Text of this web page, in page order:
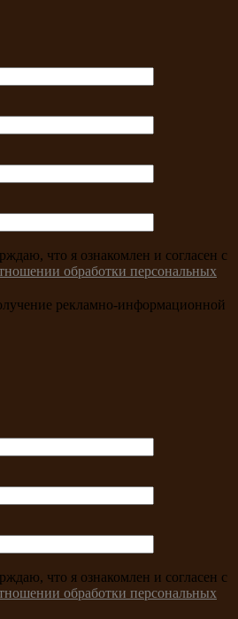
что я ознакомлен и согласен с
обработки персональных
рекламно-информационной
что я ознакомлен и согласен с
обработки персональных